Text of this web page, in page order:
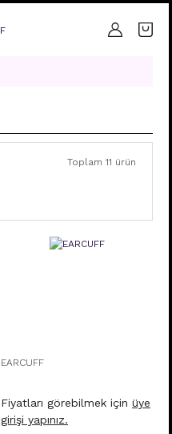
Toplam 11 ürün
EARCUFF
Fiyatları görebilmek için üye
girişi yapınız.